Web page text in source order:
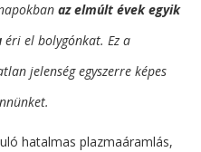
az elmúlt évek egyik
éri el bolygónkat. Ez a
jelenség egyszerre képes
hatalmas plazmaáramlás,